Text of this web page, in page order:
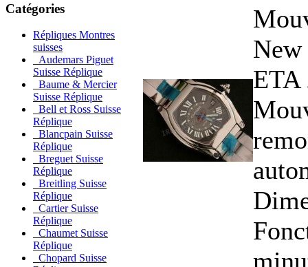
Catégories
Répliques Montres
suisses
Audemars Piguet
Suisse Réplique
Baume & Mercier
Suisse Réplique
Bell et Ross Suisse
Réplique
Blancpain Suisse
Réplique
Breguet Suisse
Réplique
Breitling Suisse
Réplique
Cartier Suisse
Réplique
Chaumet Suisse
Réplique
Chopard Suisse
New
ETA